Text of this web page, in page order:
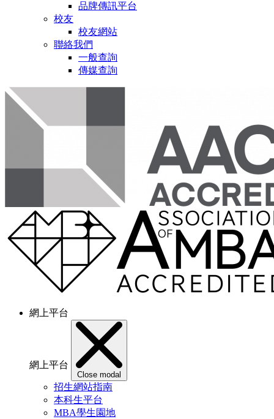
品牌傳訊平台
校友
校友網站
聯絡我們
一般查詢
傳媒查詢
網上平台
網上平台
Close modal
招生網站指南
本科生平台
MBA學生園地